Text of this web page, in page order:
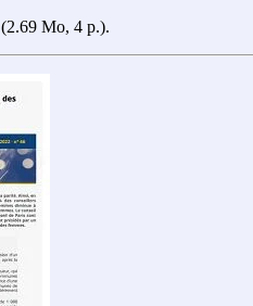
(2.69 Mo, 4 p.).